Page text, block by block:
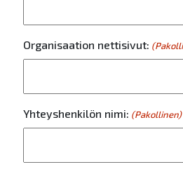
Organisaation nettisivut:
Yhteyshenkilön nimi: (Pakollinen)